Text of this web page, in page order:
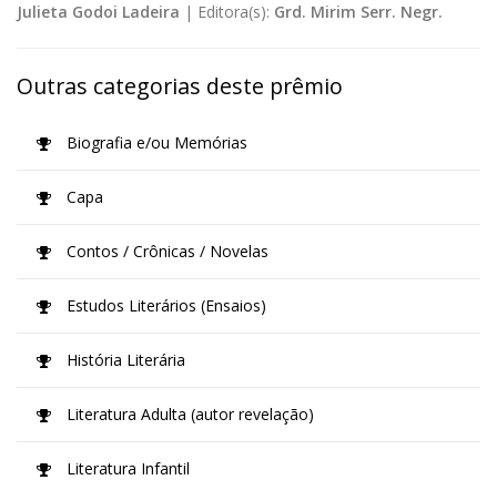
Julieta Godoi Ladeira | Editora(s): Grd. Mirim Serr. Negr.
Outras categorias deste prêmio
Biografia e/ou Memórias
Capa
Contos / Crônicas / Novelas
Estudos Literários (Ensaios)
História Literária
Literatura Adulta (autor revelação)
Literatura Infantil